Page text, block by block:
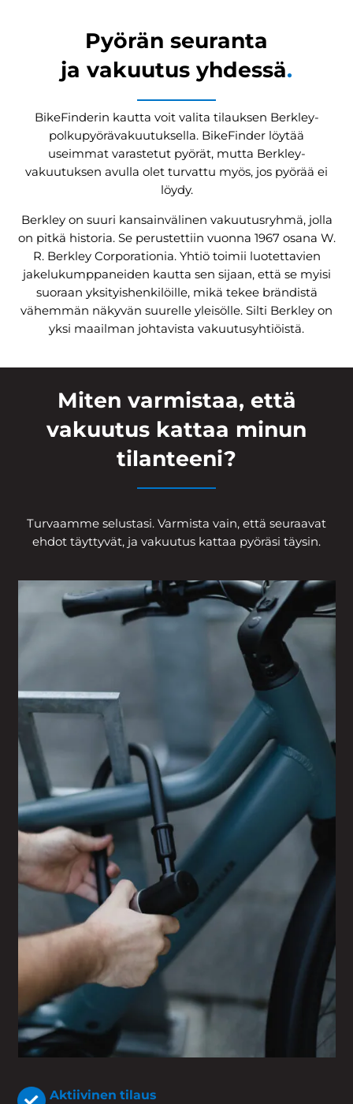
Pyörän seuranta
ja vakuutus yhdessä.
BikeFinderin kautta voit valita tilauksen Berkley-
polkupyörävakuutuksella. BikeFinder löytää
useimmat varastetut pyörät, mutta Berkley-
vakuutuksen avulla olet turvattu myös, jos pyörää ei
löydy.
Berkley on suuri kansainvälinen vakuutusryhmä, jolla
on pitkä historia. Se perustettiin vuonna 1967 osana W.
R. Berkley Corporationia. Yhtiö toimii luotettavien
jakelukumppaneiden kautta sen sijaan, että se myisi
suoraan yksityishenkilöille, mikä tekee brändistä
vähemmän näkyvän suurelle yleisölle. Silti Berkley on
yksi maailman johtavista vakuutusyhtiöistä.
Miten varmistaa, että
vakuutus kattaa minun
tilanteeni?
Turvaamme selustasi. Varmista vain, että seuraavat
ehdot täyttyvät, ja vakuutus kattaa pyöräsi täysin.
Aktiivinen tilaus